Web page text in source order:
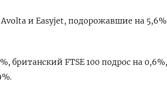
и Easyjet, подорожавшие на
британский FTSE 100 подрос на